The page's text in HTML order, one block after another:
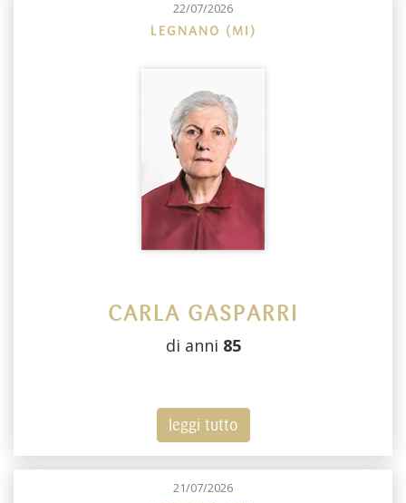
22/07/2026
LEGNANO (MI)
CARLA GASPARRI
di anni 85
leggi tutto
21/07/2026